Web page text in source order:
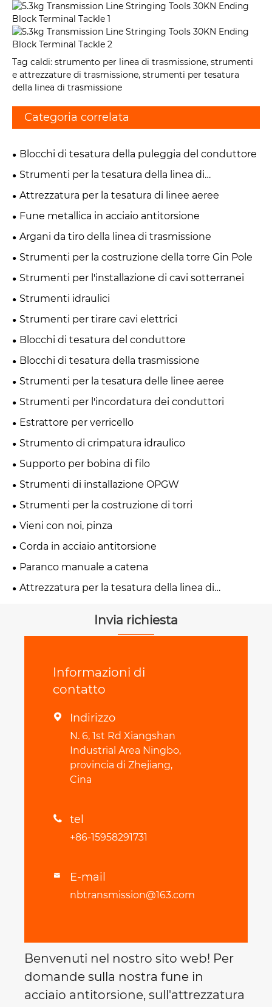
Tag caldi: strumento per linea di trasmissione, strumenti
e attrezzature di trasmissione, strumenti per tesatura
della linea di trasmissione
Categoria correlata
Blocchi di tesatura della puleggia del conduttore
Strumenti per la tesatura della linea di
trasmissione
Attrezzatura per la tesatura di linee aeree
Fune metallica in acciaio antitorsione
Argani da tiro della linea di trasmissione
Strumenti per la costruzione della torre Gin Pole
Strumenti per l'installazione di cavi sotterranei
Strumenti idraulici
Strumenti per tirare cavi elettrici
Blocchi di tesatura del conduttore
Blocchi di tesatura della trasmissione
Strumenti per la tesatura delle linee aeree
Strumenti per l'incordatura dei conduttori
Estrattore per verricello
Strumento di crimpatura idraulico
Supporto per bobina di filo
Strumenti di installazione OPGW
Strumenti per la costruzione di torri
Vieni con noi, pinza
Corda in acciaio antitorsione
Paranco manuale a catena
Attrezzatura per la tesatura della linea di
Invia richiesta
Informazioni di
contatto
 Indirizzo
N. 6, 1st Rd Xiangshan
Industrial Area Ningbo,
provincia di Zhejiang,
Cina
 tel
+86-15958291731
 E-mail
nbtransmission@163.com
Benvenuti nel nostro sito web! Per
domande sulla nostra fune in
acciaio antitorsione, sull'attrezzatura